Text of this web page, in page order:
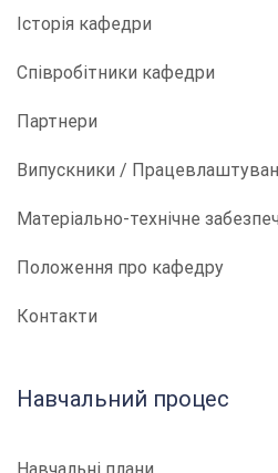
Історія кафедри
Співробітники кафедри
Партнери
Випускники /
Матеріально-технічне
Положення про кафедру
Контакти
Навчальний процес